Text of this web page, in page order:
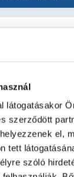
látogatásakor
szerződött
el,
tett
szóló
információk
személy
oldalon vagy a